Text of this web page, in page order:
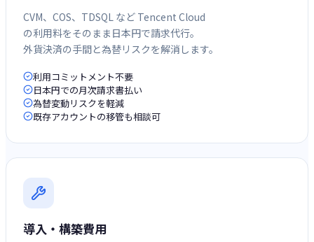
CVM、COS、TDSQL など Tencent Cloud
の利用料をそのまま日本円で請求代行。
外貨決済の手間と為替リスクを解消します。
利用コミットメント不要
日本円での月次請求書払い
為替変動リスクを軽減
既存アカウントの移管も相談可
導入・構築費用